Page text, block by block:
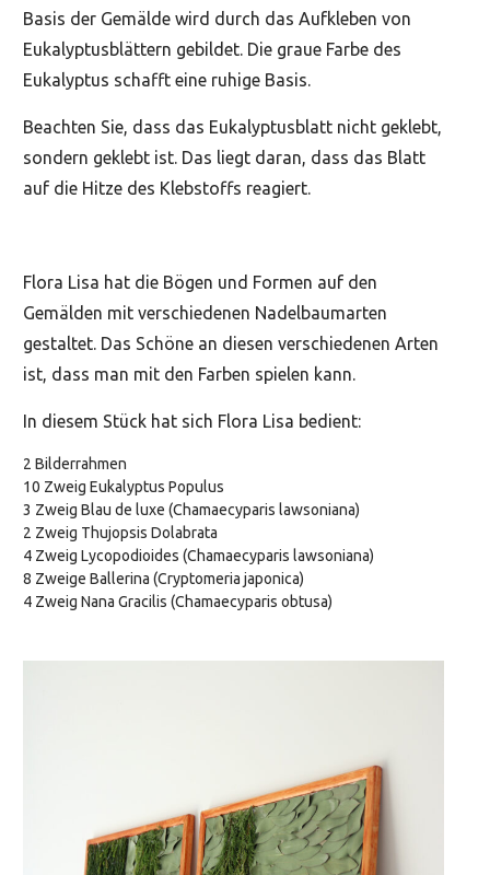
Basis der Gemälde wird durch das Aufkleben von
Eukalyptusblättern gebildet. Die graue Farbe des
Eukalyptus schafft eine ruhige Basis.
Beachten Sie, dass das Eukalyptusblatt nicht geklebt,
sondern geklebt ist. Das liegt daran, dass das Blatt
auf die Hitze des Klebstoffs reagiert.
Flora Lisa hat die Bögen und Formen auf den
Gemälden mit verschiedenen Nadelbaumarten
gestaltet. Das Schöne an diesen verschiedenen Arten
ist, dass man mit den Farben spielen kann.
In diesem Stück hat sich Flora Lisa bedient:
2 Bilderrahmen
10 Zweig Eukalyptus Populus
3 Zweig Blau de luxe (Chamaecyparis lawsoniana)
2 Zweig Thujopsis Dolabrata
4 Zweig Lycopodioides (Chamaecyparis lawsoniana)
8 Zweige Ballerina (Cryptomeria japonica)
4 Zweig Nana Gracilis (Chamaecyparis obtusa)